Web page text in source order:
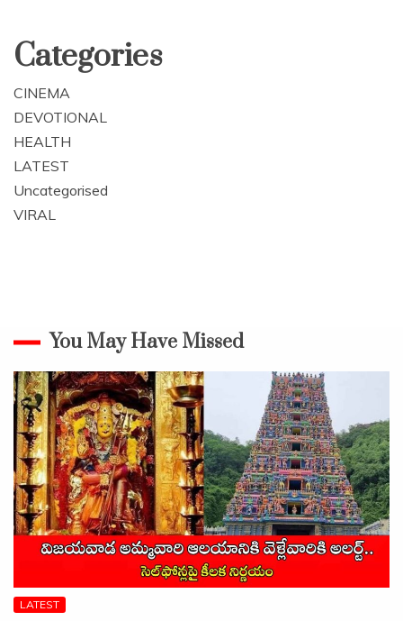
Categories
CINEMA
DEVOTIONAL
HEALTH
LATEST
Uncategorised
VIRAL
You May Have Missed
LATEST